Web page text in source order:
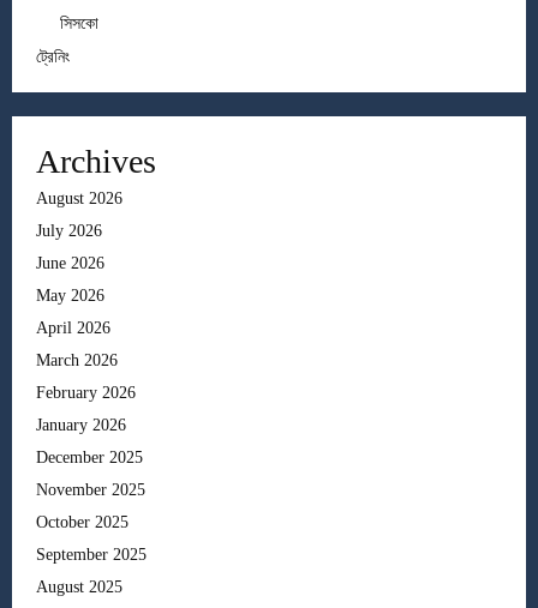
সিসকো
ট্রেনিং
Archives
August 2026
July 2026
June 2026
May 2026
April 2026
March 2026
February 2026
January 2026
December 2025
November 2025
October 2025
September 2025
August 2025